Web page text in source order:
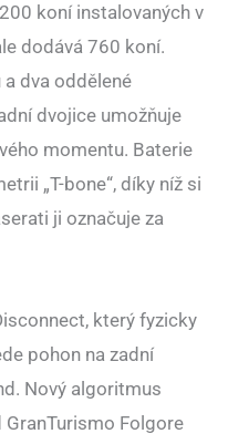
koní instalovaných v
dodává 760 koní.
dva oddělené
dvojice umožňuje
momentu. Baterie
„T-bone“, díky níž si
ji označuje za
který fyzicky
pohon na zadní
Nový algoritmus
Folgore